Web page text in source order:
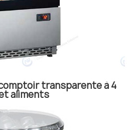
transparente à 4
aliments